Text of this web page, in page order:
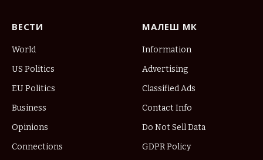
ВЕСТИ
World
US Politics
EU Politics
Business
Opinions
Connections
МАЛЕШ МК
Information
Advertising
Classified Ads
Contact Info
Do Not Sell Data
GDPR Policy